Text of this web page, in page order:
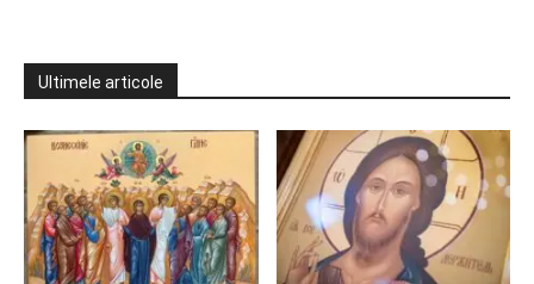
Ultimele articole